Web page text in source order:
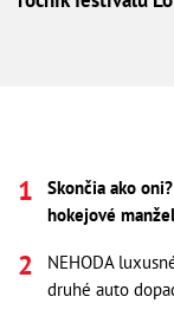
Skončia ako
hokejové
NEHODA
druhé auto